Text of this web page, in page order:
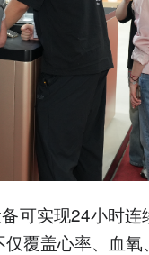
可实现24小时
覆盖心率、血氧